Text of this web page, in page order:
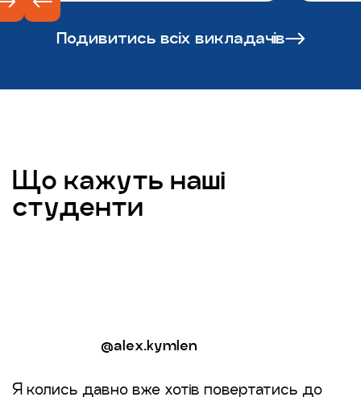
Подивитись всіх викладачів
Що кажуть наші
студенти
@alex.kymlen
Я колись давно вже хотів повертатись до